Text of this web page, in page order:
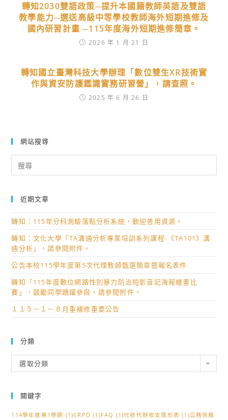
轉知2030雙語政策─提升本國籍教師英語及雙語
教學能力─選送高級中等學校教師海外短期進修及
國內研習計畫 ─115年度海外短期進修簡章。
2026 年 1 月 21 日
轉知國立臺灣科技大學辦理「數位雙生XR技術實
作與資安防護鑑識實務研習營」，請查照。
2025 年 6 月 26 日
網站搜尋
for:
近期文章
轉知：115年分科測驗落點分析系統，歡迎善用資源。
轉知：文化大學「TA溝通分析專業培訓系列課程-《TA101》溝
通分析」，請參閱附件。
公告本校115學年度第5次代理教師甄選簡章暨報名表件
轉知「115年度數位網路性別暴力防治短影音記海報繪畫比
賽」，鼓勵同學踴躍參與，請參閱附件。
１１５－１－８月重補修重要公告
分類
類
選取分類
關鍵字
114學年度第1學期 (1)CRPD (1)FAQ (1)代收代辦收支情形表 (1)公務信箱